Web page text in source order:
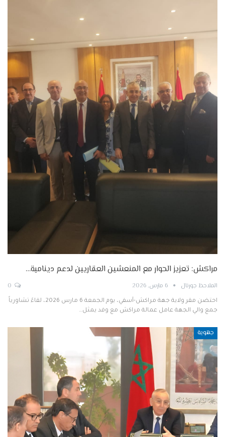
مراكش: تعزيز الحوار مع المنعشين العقاريين لدعم دينامية…
الملاحظ جورنال 6 مارس, 2026
احتضن مقر ولاية جهة مراكش-آسفي، يوم الجمعة 6 مارس 2026، لقاءً تشاورياً
جمع والي الجهة عامل عمالة مراكش مع وفد يمثل…
جهوية